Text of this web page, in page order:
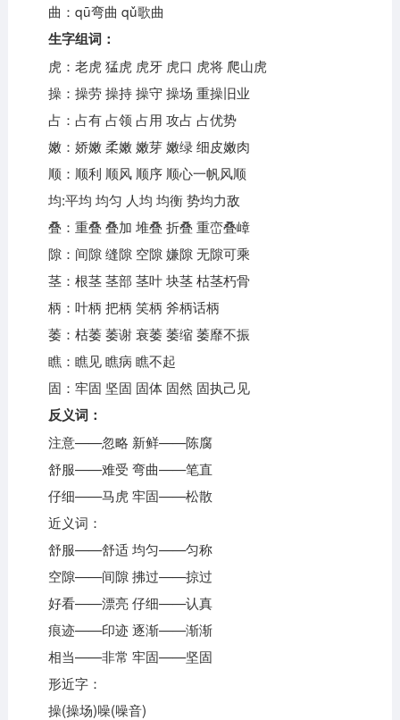
曲：qū弯曲 qǔ歌曲
生字组词：
虎：老虎 猛虎 虎牙 虎口 虎将 爬山虎
操：操劳 操持 操守 操场 重操旧业
占：占有 占领 占用 攻占 占优势
嫩：娇嫩 柔嫩 嫩芽 嫩绿 细皮嫩肉
顺：顺利 顺风 顺序 顺心一帆风顺
均:平均 均匀 人均 均衡 势均力敌
叠：重叠 叠加 堆叠 折叠 重峦叠嶂
隙：间隙 缝隙 空隙 嫌隙 无隙可乘
茎：根茎 茎部 茎叶 块茎 枯茎朽骨
柄：叶柄 把柄 笑柄 斧柄话柄
萎：枯萎 萎谢 衰萎 萎缩 萎靡不振
瞧：瞧见 瞧病 瞧不起
固：牢固 坚固 固体 固然 固执己见
反义词：
注意——忽略 新鲜——陈腐
舒服——难受 弯曲——笔直
仔细——马虎 牢固——松散
近义词：
舒服——舒适 均匀——匀称
空隙——间隙 拂过——掠过
好看——漂亮 仔细——认真
痕迹——印迹 逐渐——渐渐
相当——非常 牢固——坚固
形近字：
操(操场)噪(噪音)